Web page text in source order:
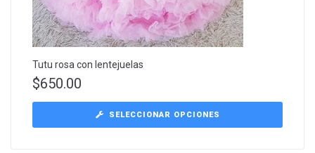
Tutu rosa con lentejuelas
$650.00
SELECCIONAR OPCIONES